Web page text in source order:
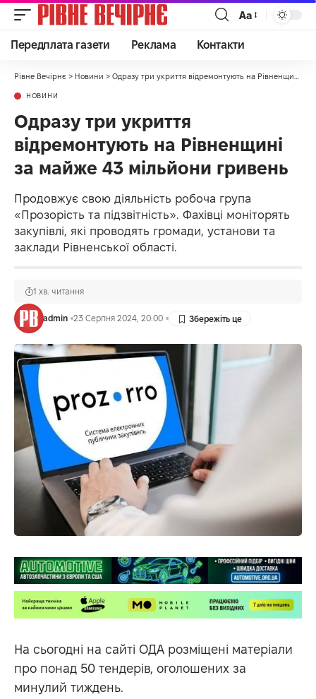
Аа
Передплата газети Реклама Контакти
Рівне Вечірнє > Новини > Одразу три укриття відремонтують на Рівненщині за майже 43 мільйони гривень
НОВИНИ
Одразу три укриття
відремонтують на Рівненщині
за майже 43 мільйони гривень
Продовжує свою діяльність робоча група
«Прозорість та підзвітність». Фахівці моніторять
закупівлі, які проводять громади, установи та
заклади Рівненської області.
admin 23 Серпня 2024, 20:00
1 хв. читання
На сьогодні на сайті ОДА розміщені матеріали
про понад 50 тендерів, оголошених за
минулий тиждень.